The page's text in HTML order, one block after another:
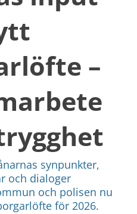
–
synpunkter,
och dialoger
och polisen nu
för 2026.